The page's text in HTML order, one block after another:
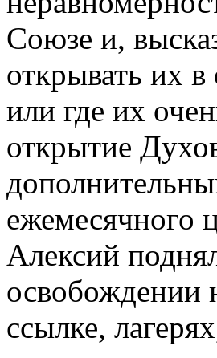
Союзе и,
открывать их в
или где их
открытие
ежемесячного
Алексий
освобождении
ссылке,